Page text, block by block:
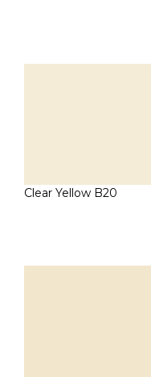
Clear Yellow B20